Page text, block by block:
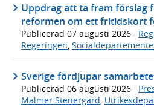
Uppdrag att ta fram förslag
reformen om ett fritidskort
Publicerad 07 augusti 2026 ·
Regeringen
Sverige fördjupar
Publicerad 06 augusti 2026 ·
Malmer Stenergard,